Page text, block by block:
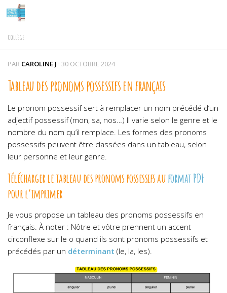
Skip to content
COLLÈGE
PAR CAROLINE J · 30 OCTOBRE 2024
Tableau des pronoms possessifs en français
Le pronom possessif sert à remplacer un nom précédé d’un
adjectif possessif (mon, sa, nos…) Il varie selon le genre et le
nombre du nom qu’il remplace. Les formes des pronoms
possessifs peuvent être classées dans un tableau, selon
leur personne et leur genre.
Télécharger le tableau des pronoms possessifs auformat PDF
pour l’imprimer
Je vous propose un tableau des pronoms possessifs en
français. À noter : Nôtre et vôtre prennent un accent
circonflexe sur le o quand ils sont pronoms possessifs et
précédés par un déterminant (le, la, les).